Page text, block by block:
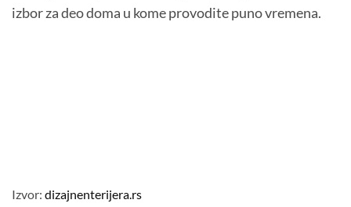
izbor za deo doma u kome provodite puno vremena.
Izvor: dizajnenterijera.rs